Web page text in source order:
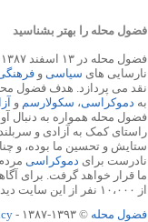
فضول محله را بهتر بشناسید
نارسایی های سیاسی و
نقد می پردازد. هدف فضول
به دموکراسی، سکولارسم و
فضول محله همواره به دنبال
راستای کمک به آزادی و
ستایش و تحسین ما بوده، و
نادرست برای دموکراسی
ما قرار خواهد گرفت. برای
از ۱۰،۰۰۰ نفر از این سایت دیدن می کنند.
فضول محله © ۱۳۹۳-۱۳۸۷ -